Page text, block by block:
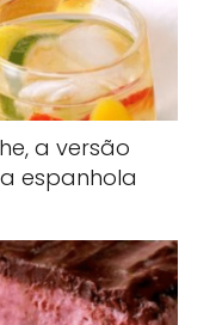
a versão
espanhola